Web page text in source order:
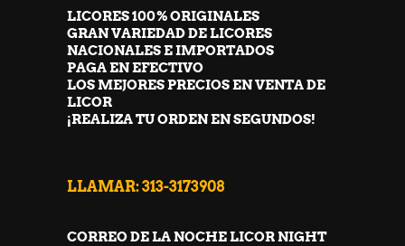
LICORES 100% ORIGINALES
GRAN VARIEDAD DE LICORES
NACIONALES E IMPORTADOS
PAGA EN EFECTIVO
LOS MEJORES PRECIOS EN VENTA DE
LICOR
¡REALIZA TU ORDEN EN SEGUNDOS!
LLAMAR: 313-3173908
CORREO DE LA NOCHE LICOR NIGHT